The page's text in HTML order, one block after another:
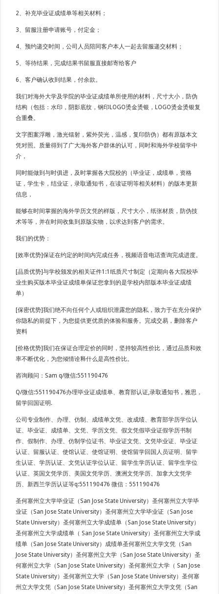
2、补充毕业证成绩单等相关材料；
3、留服注册申请账号，付定金；
4、预约递交时间，公司人员陪同客户本人一起去留服递交材料；
5、等待结果，完成结果书留服直接邮寄给客户
6、客户确认收到结果，付余款。
我们对海外大学及学院的毕业证成绩单所使用的材料，尺寸大小，防伪
结构（包括：水印，阴影底纹，钢印LOGO烫金烫银，LOGO烫金烫银复
合重叠。
文字图案浮雕，激光镭射，紫外荧光，温感，复印防伪）都有原版本文
凭对照。质量得到了广大海外客户群体的认可，同时和海外学校留学中
介，
同时能做到与时俱进，及时掌握各大院校的（毕业证，成绩单，资格
证，学生卡，结业证，录取通知书，在读证明等相关材料）的版本更新
信息，
能够在时间掌握的海外学历文凭的样版，尺寸大小，纸张材质，防伪技
术等等，并在时间收集到原版实物，以求达到客户的需求。
我们的优势：
[效率优势]保证在约定的时间内完成任务，视频语音电话查询完成进度。
[品质优势]与学校颁发的相关证件1:1纸质尺寸制定（定期向各大院校毕
业生购买版本毕业证成绩单保证您拿到的是学校内部版本毕业证成绩
单）
[保密优势]我们绝不向任何个人或组织泄露您的隐私，致力于在充分保护
你隐私的前提下，为您提供更优质的体验和服务。完成交易，删除客户
资料
[价格优势]我们在保证合理定价的同时，坚持较高性价比，通过品质和效
率不断优化，为您倾情诠释什么是高性价比。
咨询顾问：Sam q/微信:551190476
Q/微信:551190476办理毕业证成绩单、教育部认证,录取通知书，雅思，
留学回国证明.
公司专业制作、办理、仿制、成绩单文凭、改成绩、教育部学历学位认
证、毕业证、成绩单、文凭、学历文凭、假文凭假毕业证假学历书制
作、假制作、办理、仿制学位证书、毕业证文凭、文凭毕业证、毕业证
认证、留服认证、使馆认证、使馆证明、使馆留学回国人员证明、留学
生认证、学历认证、文凭认证学位认证、留学生学历认证、留学生学位
认证、英国文凭学历、美国文凭学历、澳洲文凭学历、加拿大文凭学
历、新西兰学历认证等q:551190476 微信：551190476
圣何塞州立大学毕业证（San Jose State University）圣何塞州立大学毕
业证（San Jose State University）圣何塞州立大学毕业证（San Jose
State University）圣何塞州立大学成绩单（San Jose State University）
圣何塞州立大学成绩单（ San Jose State University）圣何塞州立大学成
绩单（San Jose State University）成绩单圣何塞州立大学文凭（San
Jose State University）圣何塞州立大学（San Jose State University）圣
何塞州立大学（San Jose State University）圣何塞州立大学（ San Jose
State University）圣何塞州立大学（San Jose State University）圣何塞
州立大学文凭（San Jose State University）圣何塞州立大学文凭（San